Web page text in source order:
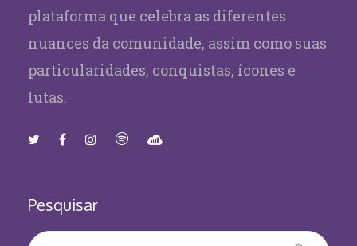
plataforma que celebra as diferentes
nuances da comunidade, assim como suas
particularidades, conquistas, ícones e
lutas.
Pesquisar